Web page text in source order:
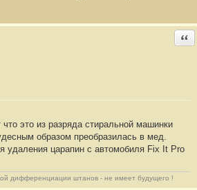
это из разряда стиральной машинки
образом преобразилась в мед.
удаления царапин с автомобиля Fix It Pro
дифференциации штанов - не имеет будущего !